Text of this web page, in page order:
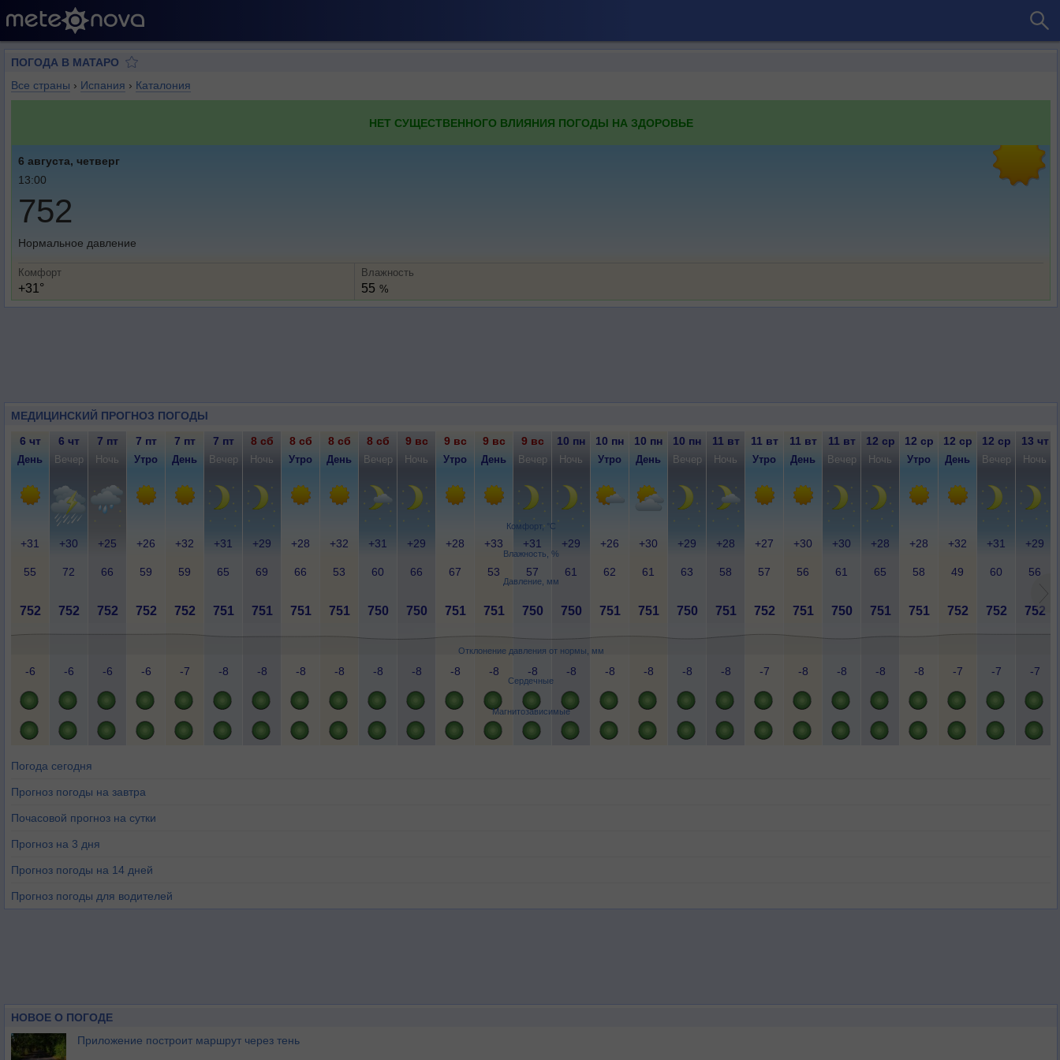
ПОГОДА В МАТАРО
Все страны › Испания › Каталония
НЕТ СУЩЕСТВЕННОГО ВЛИЯНИЯ ПОГОДЫ НА ЗДОРОВЬЕ
6 августа, четверг
13:00
752
Нормальное давление
Комфорт
+31°
Влажность
55 %
МЕДИЦИНСКИЙ ПРОГНОЗ ПОГОДЫ
Комфорт, °C
Влажность, %
Давление, мм
Отклонение давления от нормы, мм
Сердечные
Магнитозависимые
6 чт 6 чт 7 пт 7 пт 7 пт 7 пт 8 сб 8 сб 8 сб 8 сб 9 вс 9 вс 9 вс 9 вс 10 пн 10 пн 10 пн 10 пн 11 вт 11 вт 11 вт 11 вт 12 ср 12 ср 12 ср 12 ср 13 чт
День Вечер Ночь Утро День Вечер Ночь Утро День Вечер Ночь Утро День Вечер Ночь Утро День Вечер Ночь Утро День Вечер Ночь Утро День Вечер Ночь
+31 +30 +25 +26 +32 +31 +29 +28 +32 +31 +29 +28 +33 +31 +29 +26 +30 +29 +28 +27 +30 +30 +28 +28 +32 +31 +29
55 72 66 59 59 65 69 66 53 60 66 67 53 57 61 62 61 63 58 57 56 61 65 58 49 60 56
752 752 752 752 752 751 751 751 751 750 750 751 751 750 750 751 751 750 751 752 751 750 751 751 752 752 752
-6 -6 -6 -6 -7 -8 -8 -8 -8 -8 -8 -8 -8 -8 -8 -8 -8 -8 -8 -7 -8 -8 -8 -8 -7 -7 -7
Погода сегодня
Прогноз погоды на завтра
Почасовой прогноз на сутки
Прогноз на 3 дня
Прогноз погоды на 14 дней
Прогноз погоды для водителей
НОВОЕ О ПОГОДЕ
Приложение построит маршрут через тень